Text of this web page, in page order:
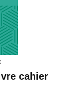
cahier